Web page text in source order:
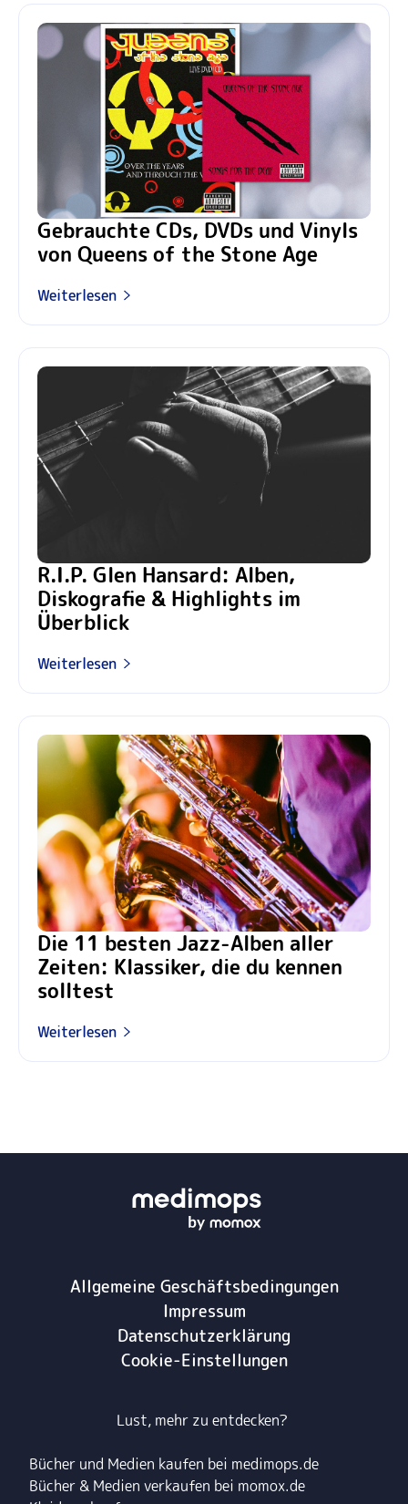
Gebrauchte CDs, DVDs und Vinyls
von Queens of the Stone Age
Weiterlesen
R.I.P. Glen Hansard: Alben,
Diskografie & Highlights im
Überblick
Weiterlesen
Die 11 besten Jazz-Alben aller
Zeiten: Klassiker, die du kennen
solltest
Weiterlesen
Allgemeine Geschäftsbedingungen
Impressum
Datenschutzerklärung
Cookie-Einstellungen
Lust, mehr zu entdecken?
Bücher und Medien kaufen bei medimops.de
Bücher & Medien verkaufen bei momox.de